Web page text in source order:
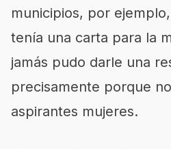
municipios, por
tenía una carta para la
jamás pudo darle una
precisamente porque
aspirantes mujeres.